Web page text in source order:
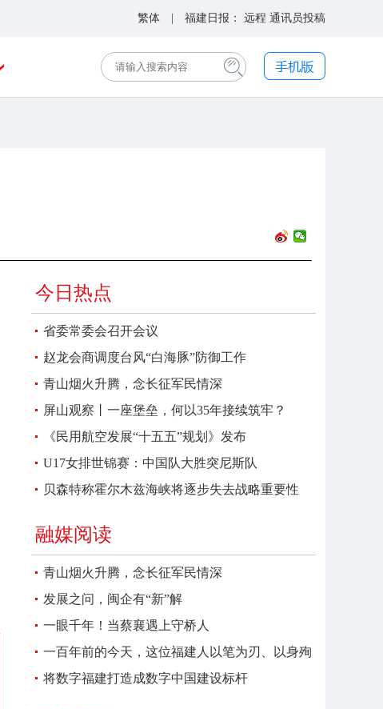
繁体 | 福建日报： 远程 通讯员投稿
今日热点
省委常委会召开会议
赵龙会商调度台风“白海豚”防御工作
青山烟火升腾，念长征军民情深
屏山观察丨一座堡垒，何以35年接续筑牢？
《民用航空发展“十五五”规划》发布
U17女排世锦赛：中国队大胜突尼斯队
贝森特称霍尔木兹海峡将逐步失去战略重要性
融媒阅读
青山烟火升腾，念长征军民情深
发展之问，闽企有“新”解
一眼千年！当蔡襄遇上守桥人
一百年前的今天，这位福建人以笔为刃、以身殉
报
将数字福建打造成数字中国建设标杆